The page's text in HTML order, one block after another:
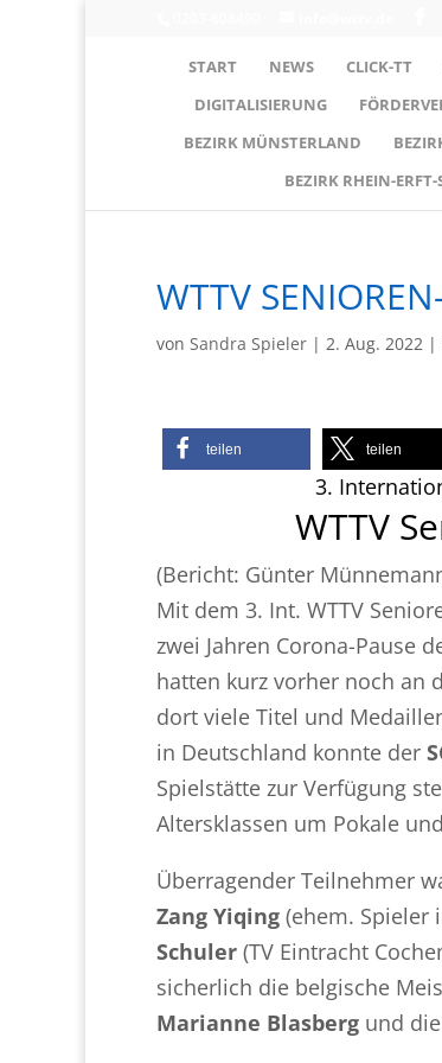
START NEWS CLICK-TT
DIGITALISIERUNG
BEZIRK MÜNSTERLAND
BEZIRK RHEIN-ERFT-
WTTV
von Sandra Spieler | 2. Aug. 2022 |
teilen teilen
3.
WTTV
(Bericht: Günter
Mit dem 3. Int. WTTV
zwei Jahren Corona-Pause
hatten kurz vorher noch an
dort viele Titel und
in Deutschland konnte der
Spielstätte zur Verfügung
Altersklassen um Pokale
Überragender Teilnehmer
Zang Yiqing (ehem. Spieler
Schuler (TV Eintracht
sicherlich die belgische
Marianne Blasberg und